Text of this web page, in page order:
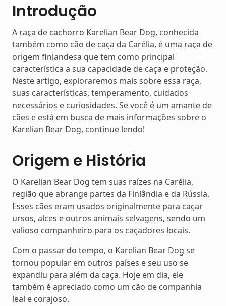
Introdução
A raça de cachorro Karelian Bear Dog, conhecida
também como cão de caça da Carélia, é uma raça de
origem finlandesa que tem como principal
característica a sua capacidade de caça e proteção.
Neste artigo, exploraremos mais sobre essa raça,
suas características, temperamento, cuidados
necessários e curiosidades. Se você é um amante de
cães e está em busca de mais informações sobre o
Karelian Bear Dog, continue lendo!
Origem e História
O Karelian Bear Dog tem suas raízes na Carélia,
região que abrange partes da Finlândia e da Rússia.
Esses cães eram usados originalmente para caçar
ursos, alces e outros animais selvagens, sendo um
valioso companheiro para os caçadores locais.
Com o passar do tempo, o Karelian Bear Dog se
tornou popular em outros países e seu uso se
expandiu para além da caça. Hoje em dia, ele
também é apreciado como um cão de companhia
leal e corajoso.